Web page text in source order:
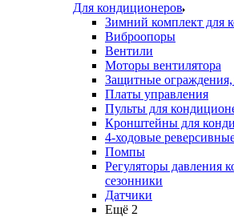
Для кондиционеров
Зимний комплект для
Виброопоры
Вентили
Моторы вентилятора
Защитные ограждения,
Платы управления
Пульты для
Кронштейны для
4-ходовые
Помпы
Регуляторы давления
сезонники
Датчики
Ещё 2